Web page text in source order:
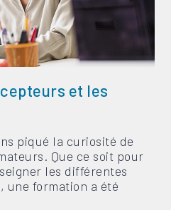
et les
piqué la curiosité de
Que ce soit pour
les différentes
une formation a été